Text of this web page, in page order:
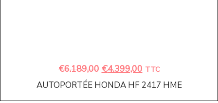
€6.189,00 €4.399,00 TTC
AUTOPORTÉE HONDA HF 2417 HME